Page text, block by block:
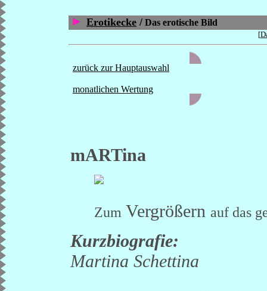
Erotikecke / Das erotische Bild
[
zurück zur Hauptauswahl
monatlichen Wertung
mARTina
Zum Vergrößern auf das
Kurzbiografie:
Martina Schettina